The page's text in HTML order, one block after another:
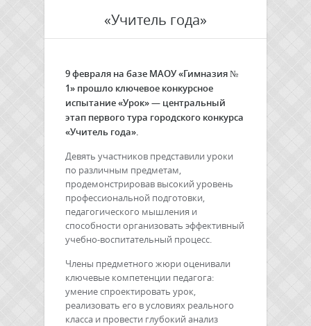
«Учитель года»
9 февраля на базе МАОУ «Гимназия №
1» прошло ключевое конкурсное
испытание «Урок» — центральный
этап первого тура городского конкурса
«Учитель года».
Девять участников представили уроки
по различным предметам,
продемонстрировав высокий уровень
профессиональной подготовки,
педагогического мышления и
способности организовать эффективный
учебно-воспитательный процесс.
Члены предметного жюри оценивали
ключевые компетенции педагога:
умение спроектировать урок,
реализовать его в условиях реального
класса и провести глубокий анализ